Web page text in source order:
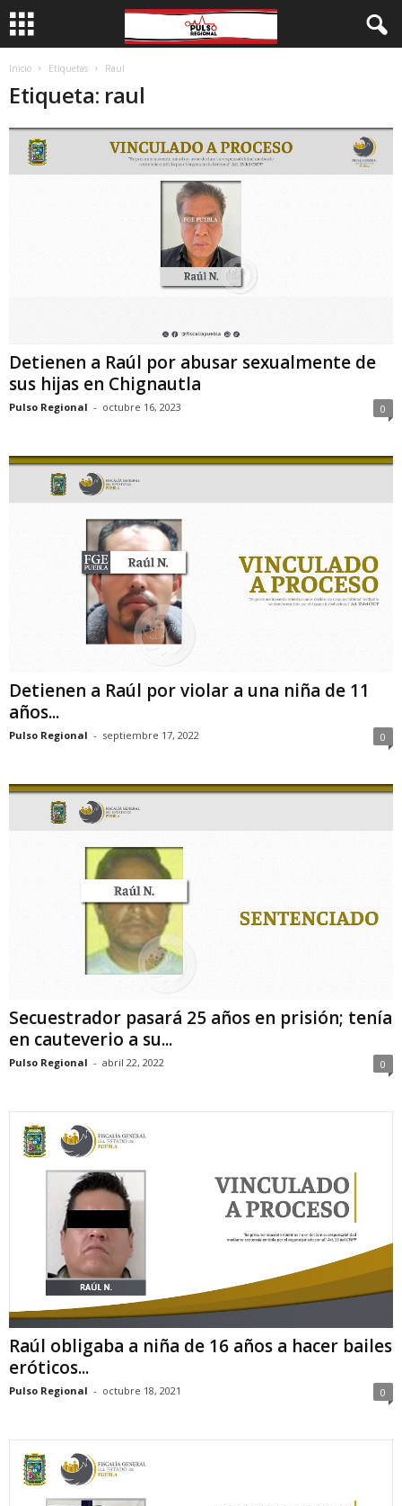
Inicio Etiquetas Raul
Etiqueta: raul
Detienen a Raúl por abusar sexualmente de
sus hijas en Chignautla
Pulso Regional - octubre 16, 2023 0
Detienen a Raúl por violar a una niña de 11
años...
Pulso Regional - septiembre 17, 2022 0
Secuestrador pasará 25 años en prisión; tenía
en cauteverio a su...
Pulso Regional - abril 22, 2022 0
Raúl obligaba a niña de 16 años a hacer bailes
eróticos...
Pulso Regional - octubre 18, 2021 0